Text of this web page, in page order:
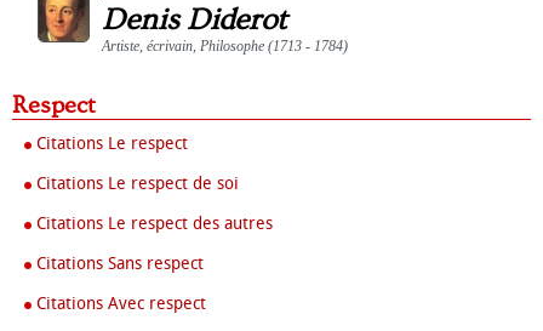
Denis Diderot
Artiste, écrivain, Philosophe (1713 - 1784)
Respect
Citations Le respect
Citations Le respect de soi
Citations Le respect des autres
Citations Sans respect
Citations Avec respect